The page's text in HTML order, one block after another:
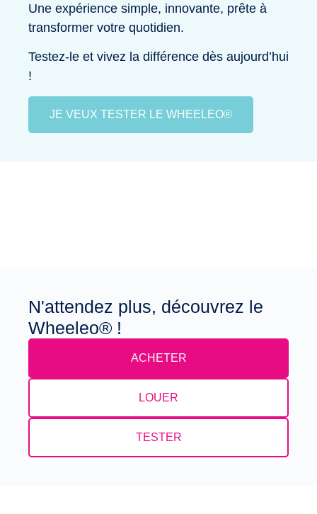
Une expérience simple, innovante, prête à
transformer votre quotidien.
Testez-le et vivez la différence dès aujourd’hui
!
JE VEUX TESTER LE WHEELEO®
N'attendez plus, découvrez le
Wheeleo® !
ACHETER
LOUER
TESTER